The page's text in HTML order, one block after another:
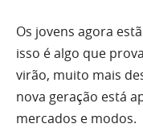
Os jovens agora
isso é algo que
virão, muito mais
nova geração está
mercados e modos.